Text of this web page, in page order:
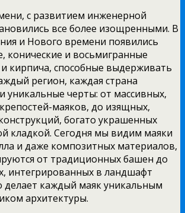
с развитием инженерной
все более изощренными. В
и Нового времени появились
конические и восьмигранные
кирпича, способные выдерживать
регион, каждая страна
уникальные черты: от массивных,
маяков, до изящных,
богато украшенных
кладкой. Сегодня мы видим маяки
и даже композитных материалов,
от традиционных башен до
интегрированных в ландшафт
делает каждый маяк уникальным
архитектуры.